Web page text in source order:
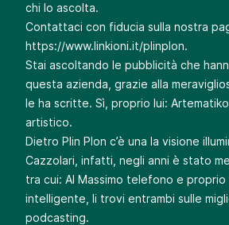
chi lo ascolta.
Contattaci con fiducia sulla nostra
https://www.linkioni.it/plinplon.
Stai ascoltando le pubblicità che
questa azienda, grazie alla
le ha scritte. Sì, proprio lui:
artistico.
Dietro Plin Plon c’è una la visione
Cazzolari, infatti, negli anni è stato
tra cui: Al Massimo telefono e proprio
intelligente, li trovi entrambi sulle
podcasting.